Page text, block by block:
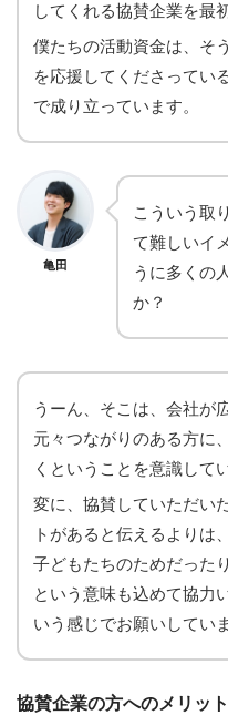
してくれる協賛企業を最
僕たちの活動資金は、そ
を応援してくださってい
で成り立っています。
亀田
こういう取
て難しいイ
うに多くの
か？
うーん、そこは、会社が
元々つながりのある方に
くということを意識して
変に、協賛していただい
トがあると伝えるよりは
子どもたちのためだった
という意味も込めて協力
いう感じでお願いしてい
協賛企業の方へのメリッ